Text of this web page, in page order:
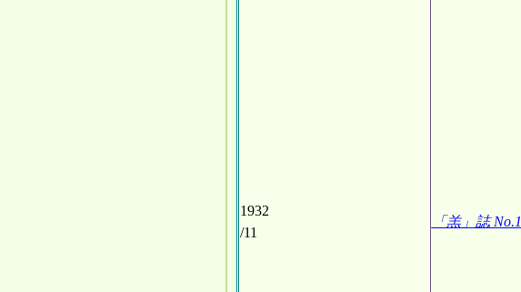
1932
/11
「羔」誌 No.1